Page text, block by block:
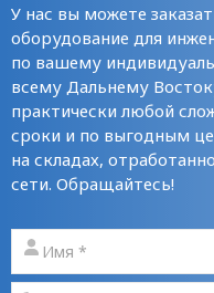
У нас вы можете
оборудование для
по вашему
всему Дальнему
практически любой
сроки и по выгодным
на складах,
сети. Обращайтесь!